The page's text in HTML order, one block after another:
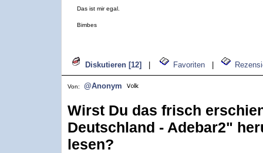
Das ist mir egal.
Bimbes
Diskutieren [12] Favoriten
Von: @Anonym
Wirst Du das frisch
Deutschland - Adebar2"
lesen?